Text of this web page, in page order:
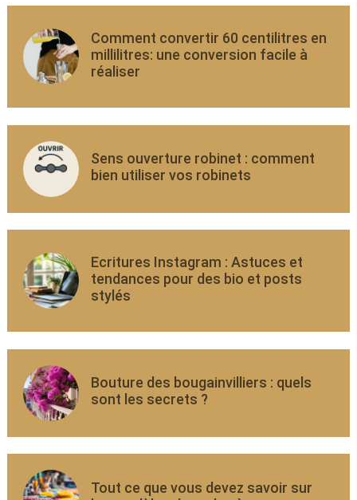
Comment convertir 60 centilitres en
millilitres: une conversion facile à
réaliser
Sens ouverture robinet : comment
bien utiliser vos robinets
Ecritures Instagram : Astuces et
tendances pour des bio et posts
stylés
Bouture des bougainvilliers : quels
sont les secrets ?
Tout ce que vous devez savoir sur